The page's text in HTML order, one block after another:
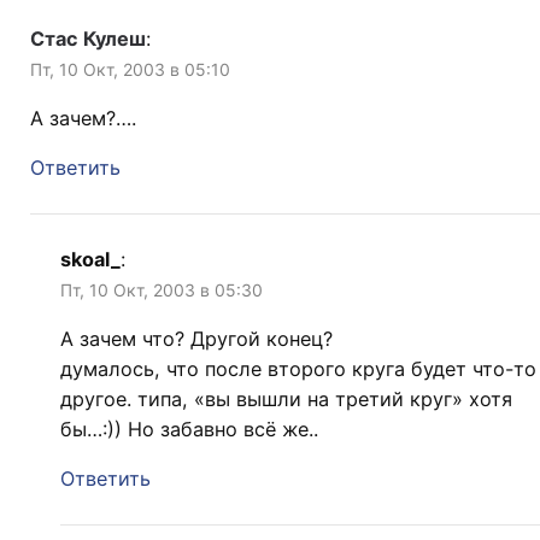
Стас Кулеш:
Пт, 10 Окт, 2003 в 05:10
А зачем?….
Ответить
skoal_ :
Пт, 10 Окт, 2003 в 05:30
А зачем что? Другой конец?
думалось, что после второго круга будет что-то
другое. типа, «вы вышли на третий круг» хотя
бы…:)) Но забавно всё же..
Ответить